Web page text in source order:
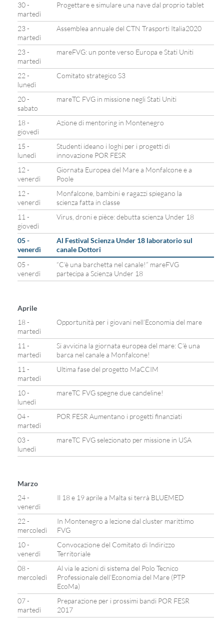
30 -
martedì
Progettare e simulare una nave dal proprio tablet
23 -
martedì
Assemblea annuale del CTN Trasporti Italia2020
23 -
martedì
mareFVG: un ponte verso Europa e Stati Uniti
22 -
lunedì
Comitato strategico S3
20 -
sabato
mareTC FVG in missione negli Stati Uniti
18 -
giovedì
Azione di mentoring in Montenegro
15 -
lunedì
Studenti ideano i loghi per i progetti di
innovazione POR FESR
12 -
venerdì
Giornata Europea del Mare a Monfalcone e a
Poole
12 -
venerdì
Monfalcone, bambini e ragazzi spiegano la
scienza fatta in classe
11 -
giovedì
Virus, droni e pièce: debutta scienza Under 18
05 -
venerdì
Al Festival Scienza Under 18 laboratorio sul
canale Dottori
05 -
venerdì
“C’è una barchetta nel canale!” mareFVG
partecipa a Scienza Under 18
Aprile
18 -
martedì
Opportunità per i giovani nell’Economia del mare
11 -
martedì
Si avvicina la giornata europea del mare: C’è una
barca nel canale a Monfalcone!
11 -
martedì
Ultima fase del progetto MaCCIM
10 -
lunedì
mareTC FVG spegne due candeline!
04 -
martedì
POR FESR Aumentano i progetti finanziati
03 -
lunedì
mareTC FVG selezionato per missione in USA
Marzo
24 -
venerdì
Il 18 e 19 aprile a Malta si terrà BLUEMED
22 -
mercoledì
In Montenegro a lezione dal cluster marittimo
FVG
10 -
venerdì
Convocazione del Comitato di Indirizzo
Territoriale
08 -
mercoledì
Al via le azioni di sistema del Polo Tecnico
Professionale dell’Economia del Mare (PTP
EcoMa)
07 -
martedì
Preparazione per i prossimi bandi POR FESR
2017